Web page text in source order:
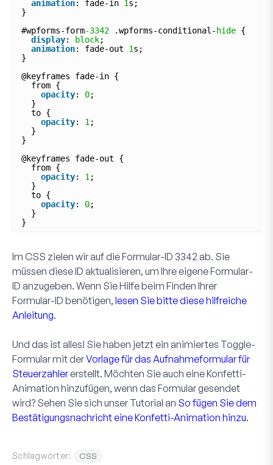
animation: fade-in 1 s;
}
#wpforms-form-3342 .wpforms-conditional- hide {
display: block;
animation: fade-out 1s;
}
@keyframes fade-in {
from {
opacity: 0;
}
to {
opacity: 1 ;
}
}
@keyframes fade-out {
from {
opacity: 1 ;
}
to {
opacity: 0;
}
}
Im CSS zielen wir auf die Formular-ID 3342 ab. Sie
müssen diese ID aktualisieren, um Ihre eigene Formular-
ID anzugeben. Wenn Sie Hilfe beim Finden Ihrer
Formular-ID benötigen, lesen Sie bitte diese hilfreiche
Anleitung.
Und das ist alles! Sie haben jetzt ein animiertes Toggle-
Formular mit derVorlage für das Aufnahmeformular für
Steuerzahlererstellt. Möchten Sie auch eine Konfetti-
Animation hinzufügen, wenn das Formular gesendet
wird? Sehen Sie sich unser Tutorial an So fügen Sie dem
Bestätigungsnachricht eine Konfetti-Animation hinzu.
Schlagwörter: CSS